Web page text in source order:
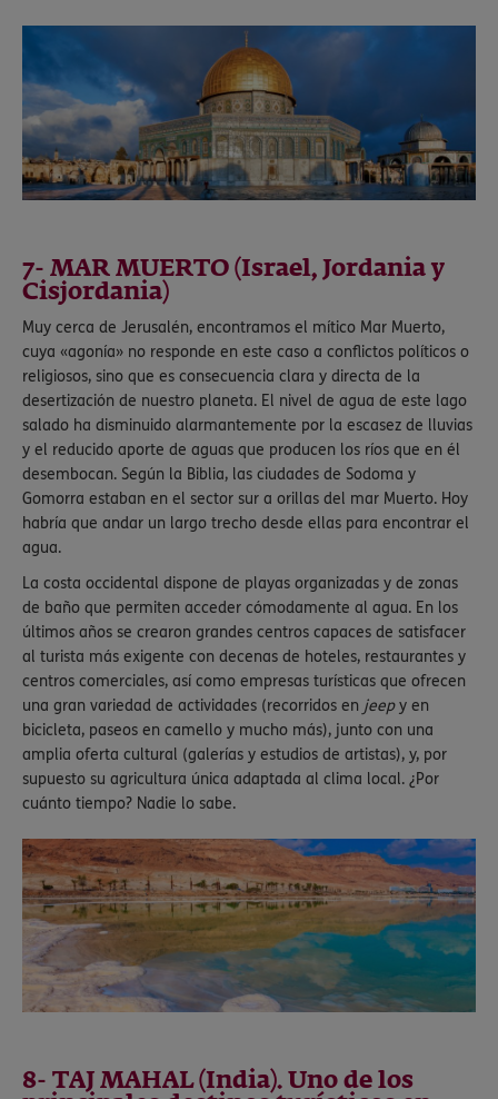
7- MAR MUERTO (Israel, Jordania y
Cisjordania)
Muy cerca de Jerusalén, encontramos el mítico Mar Muerto,
cuya «agonía» no responde en este caso a conflictos políticos o
religiosos, sino que es consecuencia clara y directa de la
desertización de nuestro planeta. El nivel de agua de este lago
salado ha disminuido alarmantemente por la escasez de lluvias
y el reducido aporte de aguas que producen los ríos que en él
desembocan. Según la Biblia, las ciudades de Sodoma y
Gomorra estaban en el sector sur a orillas del mar Muerto. Hoy
habría que andar un largo trecho desde ellas para encontrar el
agua.
La costa occidental dispone de playas organizadas y de zonas
de baño que permiten acceder cómodamente al agua. En los
últimos años se crearon grandes centros capaces de satisfacer
al turista más exigente con decenas de hoteles, restaurantes y
centros comerciales, así como empresas turísticas que ofrecen
una gran variedad de actividades (recorridos en jeepy en
bicicleta, paseos en camello y mucho más), junto con una
amplia oferta cultural (galerías y estudios de artistas), y, por
supuesto su agricultura única adaptada al clima local. ¿Por
cuánto tiempo? Nadie lo sabe.
8- TAJ MAHAL (India). Uno de los